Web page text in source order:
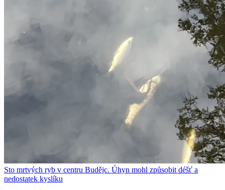
Sto mrtvých ryb v centru Budějc. Úhyn mohl způsobit déšť a
nedostatek kyslíku